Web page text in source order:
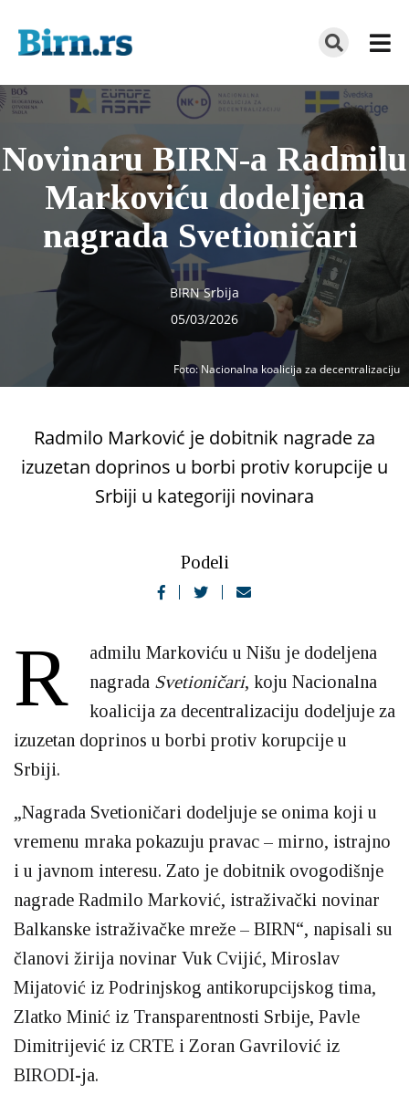
Foto: Nacionalna koalicija za decentralizaciju
Novinaru BIRN-a Radmilu
Markoviću dodeljena
nagrada Svetioničari
BIRN Srbija
05/03/2026
Radmilo Marković je dobitnik nagrade za
izuzetan doprinos u borbi protiv korupcije u
Srbiji u kategoriji novinara
Podeli
R
admilu Markoviću u Nišu je dodeljena
nagrada Svetioničari, koju Nacionalna
koalicija za decentralizaciju dodeljuje za
izuzetan doprinos u borbi protiv korupcije u
Srbiji.
„Nagrada Svetioničari dodeljuje se onima koji u
vremenu mraka pokazuju pravac – mirno, istrajno
i u javnom interesu. Zato je dobitnik ovogodišnje
nagrade Radmilo Marković, istraživački novinar
Balkanske istraživačke mreže – BIRN“, napisali su
članovi žirija novinar Vuk Cvijić, Miroslav
Mijatović iz Podrinjskog antikorupcijskog tima,
Zlatko Minić iz Transparentnosti Srbije, Pavle
Dimitrijević iz CRTE i Zoran Gavrilović iz
BIRODI-ja.